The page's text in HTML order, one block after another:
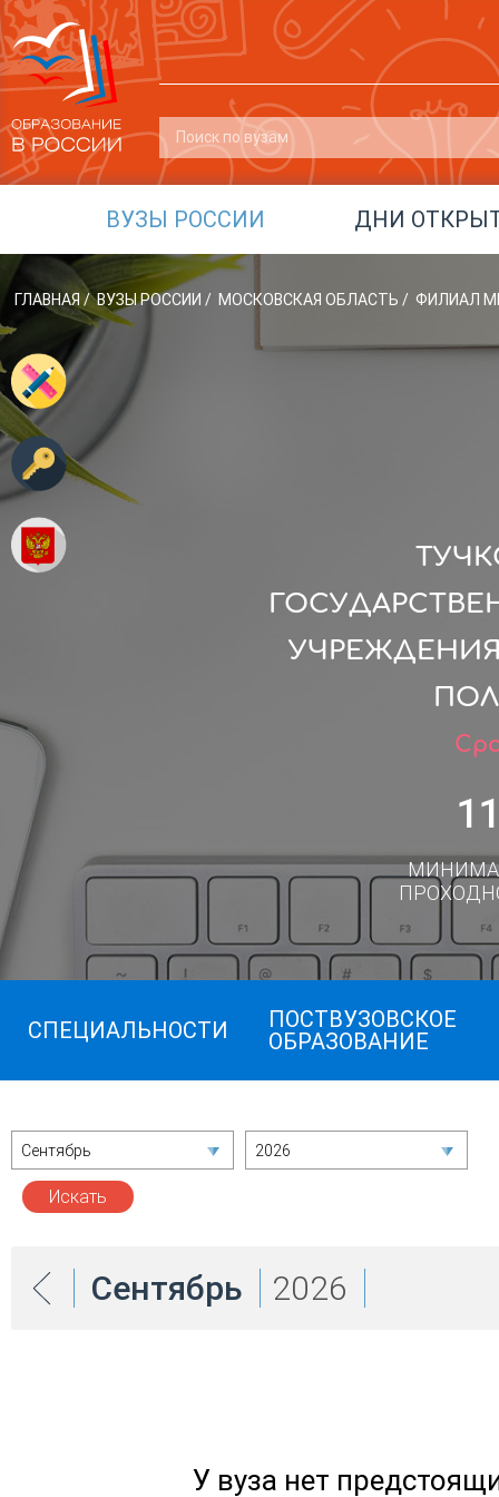
ВУЗЫ РОССИИ ДНИ
ГЛАВНАЯ / ВУЗЫ РОССИИ / МОСКОВСКАЯ ОБЛАСТЬ / ФИЛИАЛ
СПЕЦИАЛЬНОСТИ
ПОСТВУЗОВСКОЕ
ОБРАЗОВАНИЕ
Сентябрь 2026
Сентябрь 2026
У вуза нет